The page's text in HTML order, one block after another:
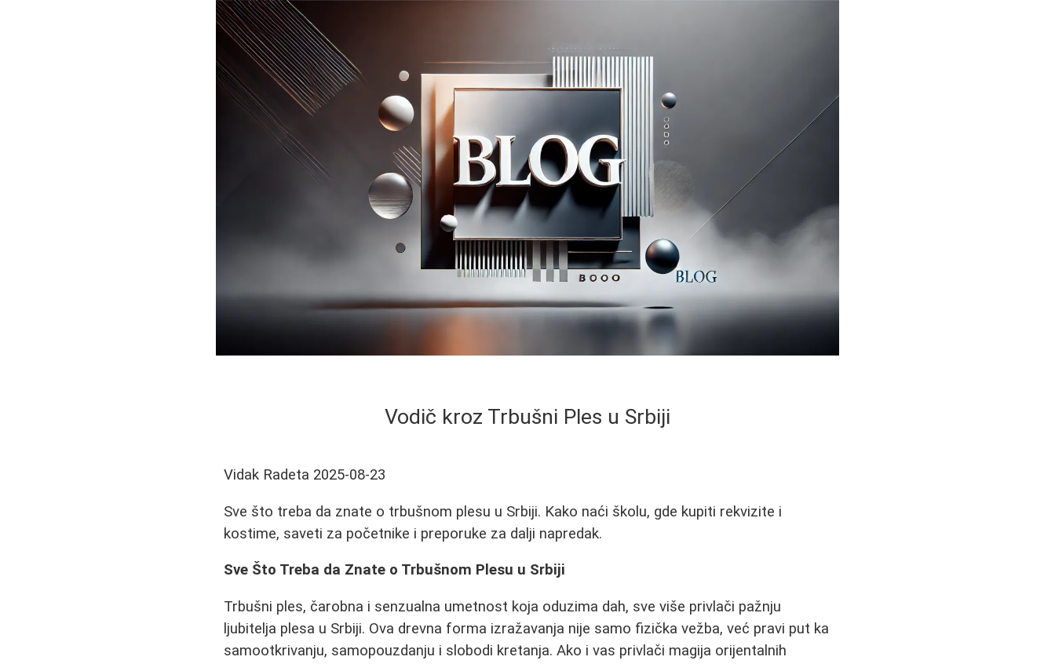
Vodič kroz Trbušni Ples u Srbiji
Vidak Radeta 2025-08-23
Sve što treba da znate o trbušnom plesu u Srbiji. Kako naći školu, gde kupiti rekvizite i
kostime, saveti za početnike i preporuke za dalji napredak.
Sve Što Treba da Znate o Trbušnom Plesu u Srbiji
Trbušni ples, čarobna i senzualna umetnost koja oduzima dah, sve više privlači pažnju
ljubitelja plesa u Srbiji. Ova drevna forma izražavanja nije samo fizička vežba, već pravi put ka
samootkrivanju, samopouzdanju i slobodi kretanja. Ako i vas privlači magija orijentalnih